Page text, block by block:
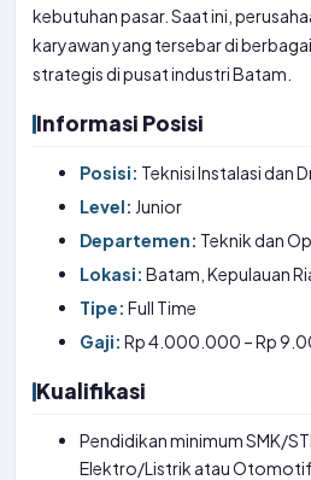
kebutuhan pasar. Saat ini,
karyawan yang tersebar di
strategis di pusat industri Batam.
Informasi Posisi
Posisi: Teknisi Instalasi dan
Level: Junior
Departemen: Teknik dan
Lokasi: Batam, Kepulauan
Tipe: Full Time
Gaji: Rp 4.000.000 – Rp
Kualifikasi
Pendidikan minimum SMK/
Elektro/Listrik atau Otomotif.